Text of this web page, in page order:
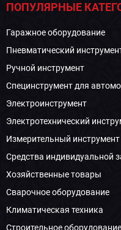
ПОПУЛЯРНЫЕ
Гаражное оборудование
Пневматический
Ручной инструмент
Специнструмент для
Электроинструмент
Электротехнический
Измерительный инструмент
Средства индивидуальной
Хозяйственные товары
Сварочное оборудование
Климатическая техника
Строительное оборудование